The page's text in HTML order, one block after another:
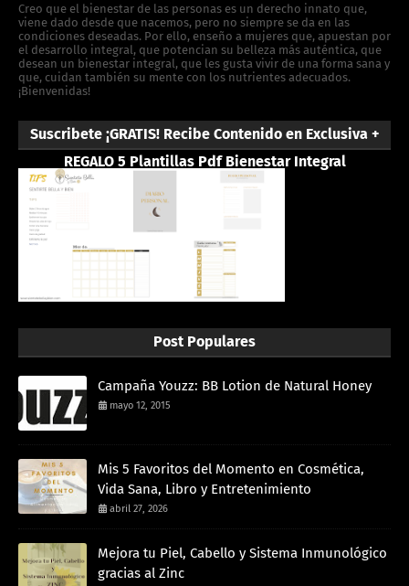
Creo que el bienestar de las personas es un derecho innato que,
viene dado desde que nacemos, pero no siempre se da en las
condiciones deseadas. Por ello, enseño a mujeres que, apuestan por
el desarrollo integral, que potencian su belleza más auténtica, que
desean un bienestar integral, que les gusta vivir de una forma sana y
que, cuidan también su mente con los nutrientes adecuados.
¡Bienvenidas!
Suscribete ¡GRATIS! Recibe Contenido en Exclusiva +
REGALO 5 Plantillas Pdf Bienestar Integral
Post Populares
Campaña Youzz: BB Lotion de Natural Honey
mayo 12, 2015
Mis 5 Favoritos del Momento en Cosmética,
Vida Sana, Libro y Entretenimiento
abril 27, 2026
Mejora tu Piel, Cabello y Sistema Inmunológico
gracias al Zinc